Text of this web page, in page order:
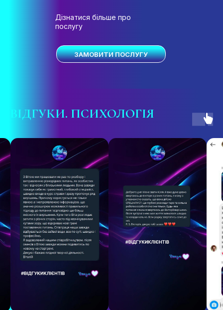
Дізнатися більше про
послугу
ЗАМОВИТИ ПОСЛУГУ
ВІДГУКИ. ПСИХОЛОГІЯ